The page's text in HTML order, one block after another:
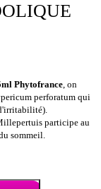
Phytofrance, on
perforatum qui
participe au
sommeil.